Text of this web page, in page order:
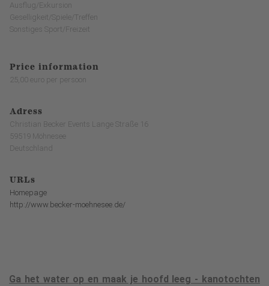
Ausflug/Exkursion
Geselligkeit/Spiele/Treffen
Sonstiges Sport/Freizeit
Price information
25,00 euro per persoon
Adress
Christian Becker Events Lange Straße 16
59519 Möhnesee
Deutschland
URLs
Homepage
http://www.becker-moehnesee.de/
Ga het water op en maak je hoofd leeg - kanotochten